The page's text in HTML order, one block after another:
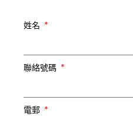
姓名
聯絡號碼
電郵